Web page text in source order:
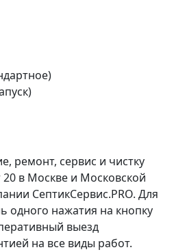
ремонт, сервис и чистку
в Москве и Московской
СептикСервис.PRO. Для
одного нажатия на кнопку
выезд
на все виды работ.